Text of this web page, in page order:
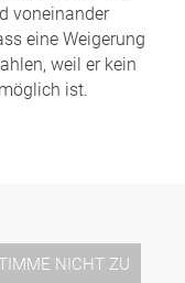
NICHT ZU
voneinander
eine Weigerung
weil er kein
ist.
in seiner
zu